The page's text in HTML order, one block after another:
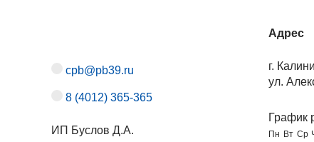
cpb@pb39.ru
8 (4012) 365-365
ИП Буслов Д.А.
Адрес
г.
ул.
График
Пн Вт Ср